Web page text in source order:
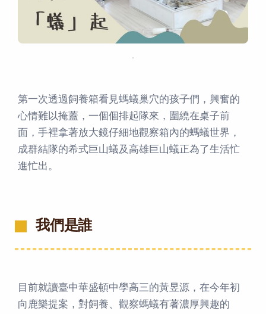
．
第一次透過飼養箱看見螞蟻巢穴的孩子們，興奮的
心情難以掩蓋，一個個排起隊來，圍繞在桌子前
面，手裡拿著放大鏡仔細地觀察箱內的螞蟻世界，
成群結隊的希式巨山蟻及高雄巨山蟻正為了生活忙
進忙出。
我們是誰
目前就讀臺中華盛頓中學高三的黃昱源，在今年初
向鹿樂提案，對飼養、觀察螞蟻有著濃厚興趣的